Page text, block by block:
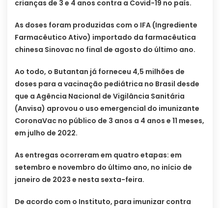
crianças de 3 e 4 anos contra a Covid-19 no país.
As doses foram produzidas com o IFA (Ingrediente
Farmacêutico Ativo) importado da farmacêutica
chinesa Sinovac no final de agosto do último ano.
Ao todo, o Butantan já forneceu 4,5 milhões de
doses para a vacinação pediátrica no Brasil desde
que a Agência Nacional de Vigilância Sanitária
(Anvisa) aprovou o uso emergencial do imunizante
CoronaVac no público de 3 anos a 4 anos e 11 meses,
em julho de 2022.
As entregas ocorreram em quatro etapas: em
setembro e novembro do último ano, no início de
janeiro de 2023 e nesta sexta-feira.
De acordo com o Instituto, para imunizar contra